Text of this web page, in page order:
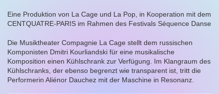
Eine Produktion von La Cage und La Pop, in Kooperation mit dem
CENTQUATRE-PARIS im Rahmen des Festivals Séquence Danse
Die Musiktheater Compagnie La Cage stellt dem russischen
Komponisten Dmitri Kourliandski für eine musikalische
Komposition einen Kühlschrank zur Verfügung. Im Klangraum des
Kühlschranks, der ebenso begrenzt wie transparent ist, tritt die
Performerin Aliénor Dauchez mit der Maschine in Resonanz.